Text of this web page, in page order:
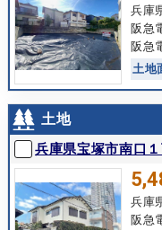
兵庫
阪急
阪急
土地
土地
兵庫県宝塚市南口
兵庫
阪急